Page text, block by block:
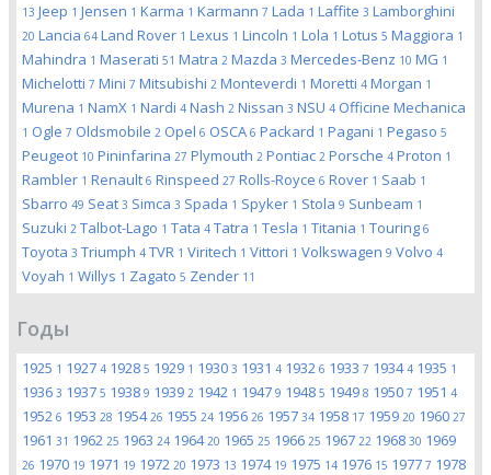
13 Jeep 1 Jensen 1 Karma 1 Karmann 7 Lada 1 Laffite 3 Lamborghini
20 Lancia 64 Land Rover 1 Lexus 1 Lincoln 1 Lola 1 Lotus 5 Maggiora 1
Mahindra 1 Maserati 51 Matra 2 Mazda 3 Mercedes-Benz 10 MG 1
Michelotti 7 Mini 7 Mitsubishi 2 Monteverdi 1 Moretti 4 Morgan 1
Murena 1 NamX 1 Nardi 4 Nash 2 Nissan 3 NSU 4 Officine Mechanica
1 Ogle 7 Oldsmobile 2 Opel 6 OSCA 6 Packard 1 Pagani 1 Pegaso 5
Peugeot 10 Pininfarina 27 Plymouth 2 Pontiac 2 Porsche 4 Proton 1
Rambler 1 Renault 6 Rinspeed 27 Rolls-Royce 6 Rover 1 Saab 1
Sbarro 49 Seat 3 Simca 3 Spada 1 Spyker 1 Stola 9 Sunbeam 1
Suzuki 2 Talbot-Lago 1 Tata 4 Tatra 1 Tesla 1 Titania 1 Touring 6
Toyota 3 Triumph 4 TVR 1 Viritech 1 Vittori 1 Volkswagen 9 Volvo 4
Voyah 1 Willys 1 Zagato 5 Zender 11
Годы
1925 1 1927 4 1928 5 1929 1 1930 3 1931 4 1932 6 1933 7 19344 1935 1
1936 3 1937 5 1938 9 1939 2 1942 1 1947 9 1948 5 1949 8 1950 7 1951 4
1952 6 1953 28 195426 1955 24 1956 26 1957 34 1958 17 1959 20 1960 27
1961 31 1962 25 1963 24 196420 1965 25 1966 25 1967 22 1968 30 1969
26 1970 19 1971 19 1972 20 1973 13 1974 19 1975 14 1976 15 1977 7 1978